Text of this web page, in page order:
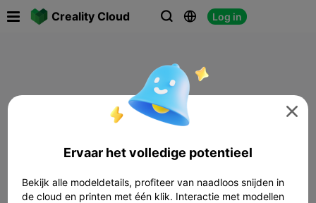
Creality Cloud   Log in

Ervaar het volledige potentieel
Bekijk alle modeldetails, profiteer van naadloos snijden in
de cloud en printen met één klik. Interactie met modellen